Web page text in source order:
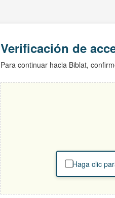
Verificación de
Para continuar hacia Biblat,
Haga clic